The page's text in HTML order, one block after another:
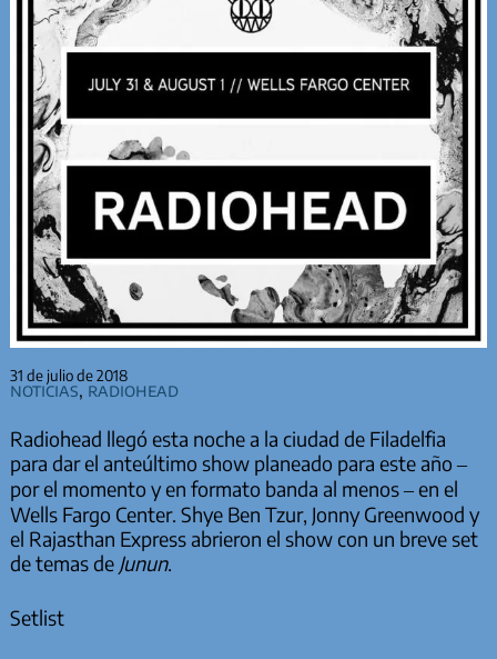
31 de julio de 2018
Noticias,Radiohead
Radiohead llegó esta noche a la ciudad de Filadelfia
para dar el anteúltimo show planeado para este año –
por el momento y en formato banda al menos – en el
Wells Fargo Center. Shye Ben Tzur, Jonny Greenwood y
el Rajasthan Express abrieron el show con un breve set
de temas de Junun.
Setlist